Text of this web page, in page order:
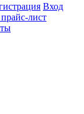
Вход
лист